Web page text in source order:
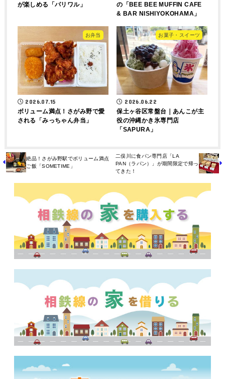
が楽しめる「パリワル」
の「BEE BEE MUFFIN CAFE
& BAR NISHIYOKOHAMA」
お弁当
2026.07.15
ボリューム満点！さがみ野で愛
される「みっちゃん弁当」
お菓子・スイーツ
2026.06.22
保土ヶ谷区常盤台｜あんこが主
役の沖縄かき氷専門店
「SAPURA」
絶品！さがみ野駅でボリューム満点
ご飯「SOMETIME」
二俣川に食パン専門店「LA
PAN（ラパン）」が期間限定で帰っ
てきた！